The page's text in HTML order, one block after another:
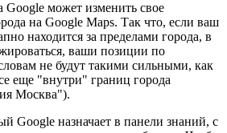
Google может изменить свое
на Google Maps. Так что, если ваш
находится за пределами города, в
ваши позиции по
не будут такими сильными, как
еще "внутри" границ города
Москва").
Google назначает в панели знаний, с